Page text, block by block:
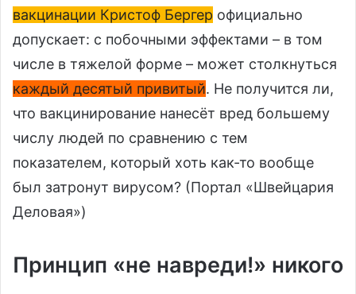
вакцинации Кристоф Бергер официально
допускает: с побочными эффектами – в том
числе в тяжелой форме – может столкнуться
каждый десятый привитый. Не получится ли,
что вакцинирование нанесёт вред большему
числу людей по сравнению с тем
показателем, который хоть как-то вообще
был затронут вирусом? (Портал «Швейцария
Деловая»)
Принцип «не навреди!» никого